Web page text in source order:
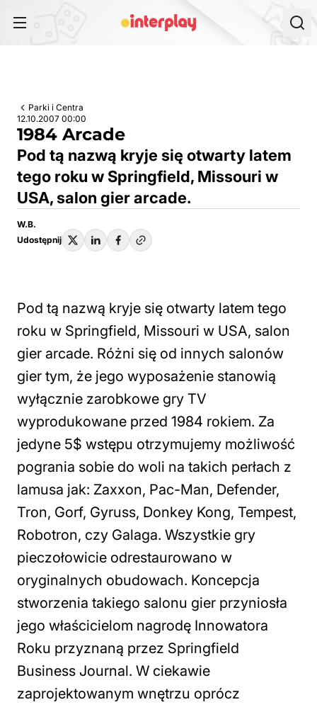
Parki i Centra
12.10.2007 00:00
1984 Arcade
Pod tą nazwą kryje się otwarty latem
tego roku w Springfield, Missouri w
USA, salon gier arcade.
W.B.
Udostępnij
Pod tą nazwą kryje się otwarty latem tego
roku w Springfield, Missouri w USA, salon
gier arcade. Różni się od innych salonów
gier tym, że jego wyposażenie stanowią
wyłącznie zarobkowe gry TV
wyprodukowane przed 1984 rokiem. Za
jedyne 5$ wstępu otrzymujemy możliwość
pogrania sobie do woli na takich perłach z
lamusa jak: Zaxxon, Pac-Man, Defender,
Tron, Gorf, Gyruss, Donkey Kong, Tempest,
Robotron, czy Galaga. Wszystkie gry
pieczołowicie odrestaurowano w
oryginalnych obudowach. Koncepcja
stworzenia takiego salonu gier przyniosła
jego właścicielom nagrodę Innowatora
Roku przyznaną przez Springfield
Business Journal. W ciekawie
zaprojektowanym wnętrzu oprócz